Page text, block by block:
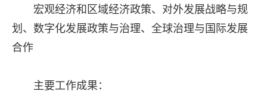
宏观经济和区域经济政策、对外发展战略与规
划、数字化发展政策与治理、全球治理与国际发展
合作
主要工作成果：